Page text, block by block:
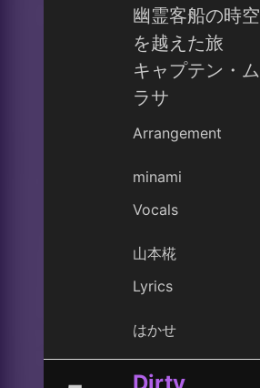
幽霊客船の時空
を越えた旅
キャプテン・ム
ラサ
Arrangement
minami
Vocals
山本椛
Lyrics
はかせ